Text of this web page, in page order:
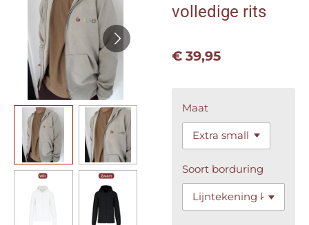
volledige rits
€ 39,95
Maat
Soort borduring